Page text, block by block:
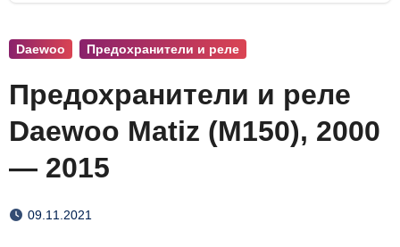
Daewoo Предохранители и реле
Предохранители и реле
Daewoo Matiz (M150), 2000
— 2015
09.11.2021